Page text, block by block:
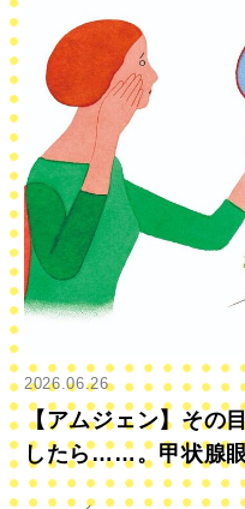
2026.06.26
【アムジェン】その
したら……。甲状腺
すか？